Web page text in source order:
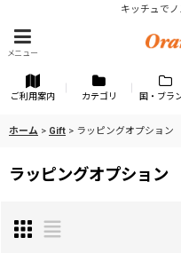
キッチュで
メニュー
ご利用案内 カテゴリ 国・ブラ
ホーム > Gift > ラッピングオプション
ラッピングオプション